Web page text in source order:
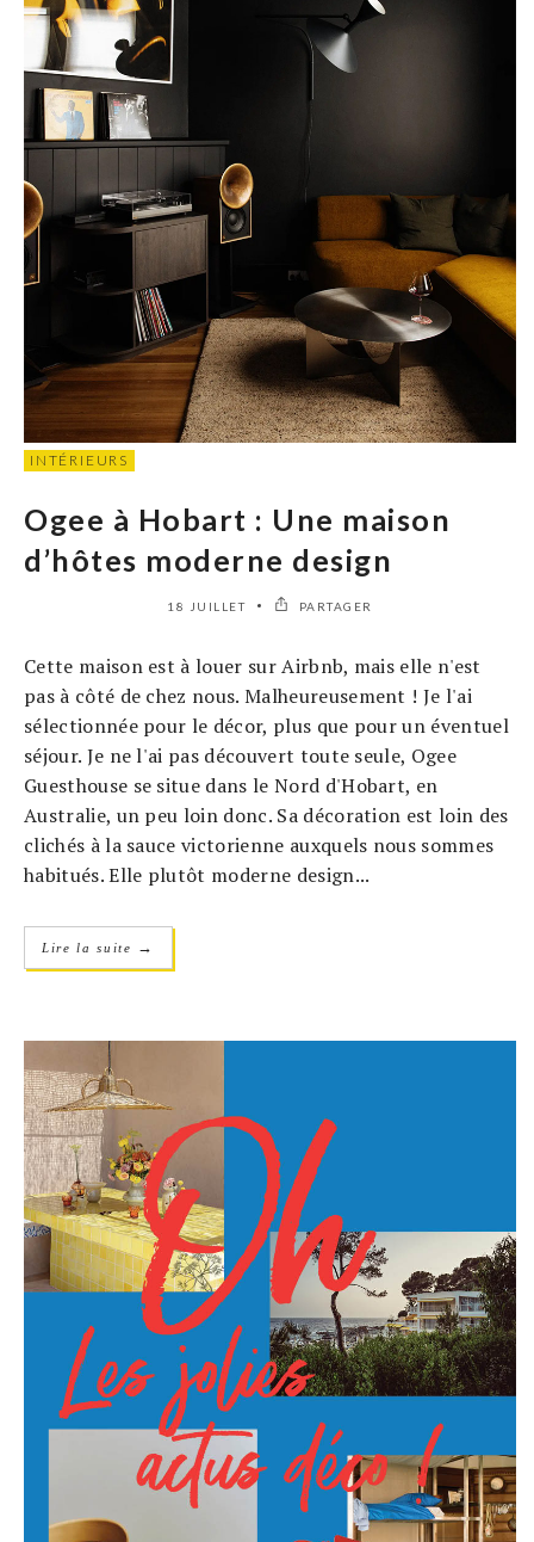
INTÉRIEURS
Ogee à Hobart : Une maison
d’hôtes moderne design
18 JUILLET PARTAGER
Cette maison est à louer sur Airbnb, mais elle n'est
pas à côté de chez nous. Malheureusement ! Je l'ai
sélectionnée pour le décor, plus que pour un éventuel
séjour. Je ne l'ai pas découvert toute seule, Ogee
Guesthouse se situe dans le Nord d'Hobart, en
Australie, un peu loin donc. Sa décoration est loin des
clichés à la sauce victorienne auxquels nous sommes
habitués. Elle plutôt moderne design...
Lire la suite →